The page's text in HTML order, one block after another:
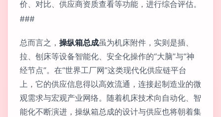
价、对比、供应商资质查看等功能，进行综合评估。
###
总而言之， 操纵箱总成虽为机床附件，实则是插、
拉、刨床等设备智能化、安全化操作的“大脑”与“神
经节点”。在“世界工厂网”这类现代化供应链平台
上，它的供应信息得以高效流通，连接起制造业的微
观需求与宏观产业网络。随着机床技术向自动化、智
能化不断演进，操纵箱总成的设计与供应也将朝着集